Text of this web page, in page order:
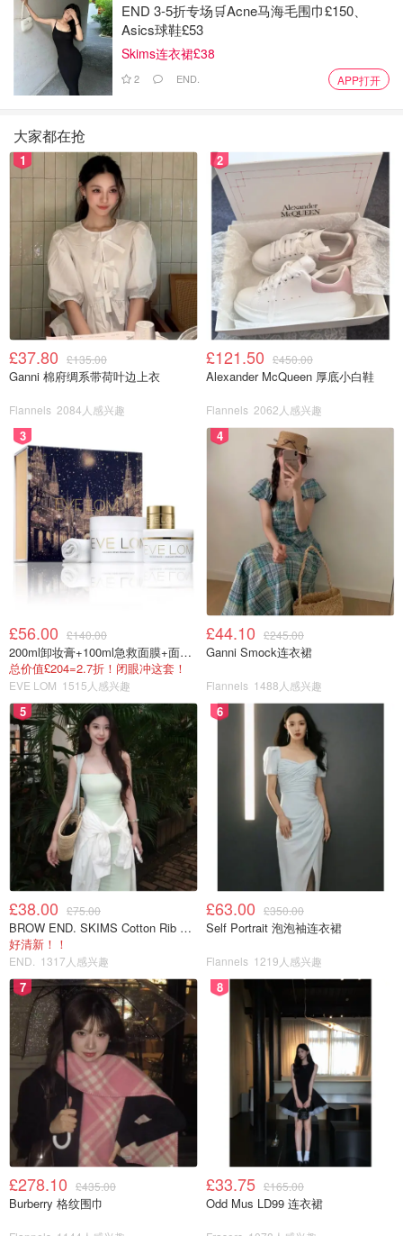
图片来自于@amyhe1218，版权属于原作者
Joydeem料理锅的采用的面式发热盘加热。所谓的面式发热
板其实就是加热板+加热管，相比传统发热管而言，面式发
热盘加热更加均匀，而且更好清洁。
END 3-5折专场🛒Acne马海毛围巾£150、
Asics球鞋£53
Skims连衣裙£38
2 END. APP打开
大家都在抢
1
£37.80 £135.00
Ganni 棉府绸系带荷叶边上衣
Flannels 2084人感兴趣
2
£121.50 £450.00
Alexander McQueen 厚底小白鞋
Flannels 2062人感兴趣
3
£56.00 £140.00
200ml卸妆膏+100ml急救面膜+面霜+洁颜布
总价值£204=2.7折！闭眼冲这套！
EVE LOM 1515人感兴趣
4
£44.10 £245.00
Ganni Smock连衣裙
Flannels 1488人感兴趣
5
£38.00 £75.00
BROW END. SKIMS Cotton Rib 长款背心连衣裙 薄荷绿
好清新！！
END. 1317人感兴趣
6
£63.00 £350.00
Self Portrait 泡泡袖连衣裙
Flannels 1219人感兴趣
7
£278.10 £435.00
Burberry 格纹围巾
8
£33.75 £165.00
Odd Mus LD99 连衣裙